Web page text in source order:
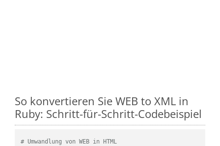
So konvertieren Sie WEB to XML in
Ruby: Schritt-für-Schritt-Codebeispiel
# Umwandlung von WEB in HTML